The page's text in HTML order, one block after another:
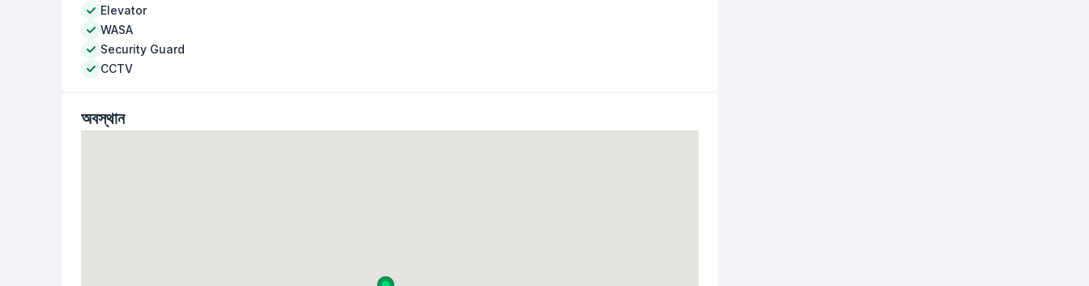
Elevator
WASA
Security Guard
CCTV
অবস্থান